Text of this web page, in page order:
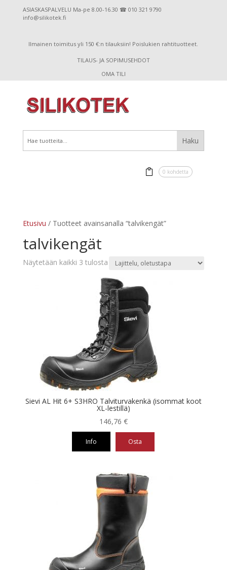
ASIASKASPALVELU Ma-pe 8.00-16.30 ☎ 010 321 9790
info@silikotek.fi
Ilmainen toimitus yli 150 €:n tilauksiin! Poislukien rahtituotteet.
TILAUS- JA SOPIMUSEHDOT
OMA TILI
0 kohdetta
Etusivu / Tuotteet avainsanalla “talvikengät”
talvikengät
Näytetään kaikki 3 tulosta
Sievi AL Hit 6+ S3HRO Talviturvakenkä (isommat koot
XL-lestillä)
146,76 €
Info Osta